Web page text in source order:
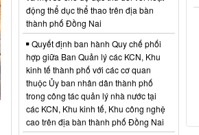
động thể dục thể thao trên địa bàn
thành phố Đồng Nai
Quyết định ban hành Quy chế phối
hợp giữa Ban Quản lý các KCN, Khu
kinh tế thành phố với các cơ quan
thuộc Ủy ban nhân dân thành phố
trong công tác quản lý nhà nước tại
các KCN, Khu kinh tế, Khu công nghệ
cao trên địa bàn thành phố Đồng Nai